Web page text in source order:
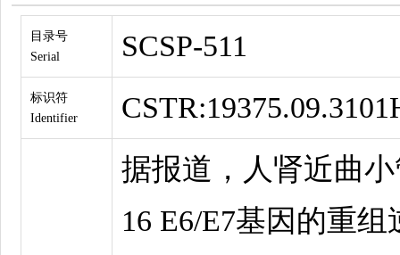
目录号
Serial
SCSP-511
标识符
Identifier
据报道，人肾近曲
16 E6/E7基因的重